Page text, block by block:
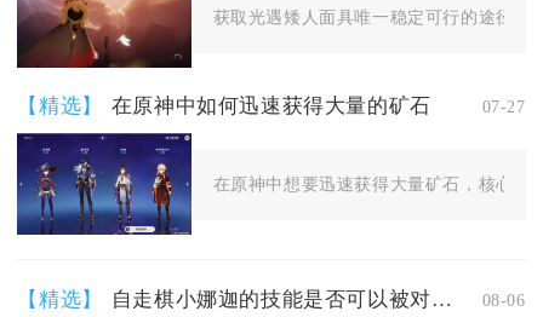
获取光遇矮人面具唯一稳定可行的途径是
【精选】 在原神中如何迅速获得大量的矿石 07-27
在原神中想要迅速获得大量矿石，核心思
【精选】 自走棋小娜迦的技能是否可以被对手克制 08-06